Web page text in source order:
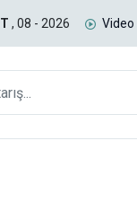
yük qatarı
, 08 - 2026 Video